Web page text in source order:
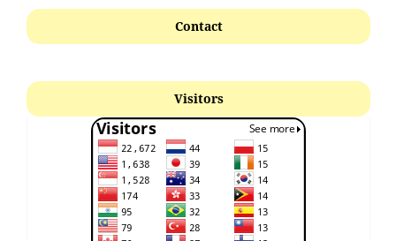
Contact
Visitors